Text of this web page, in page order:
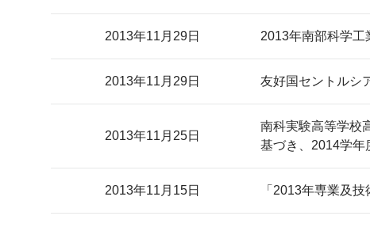
2013年11月29日 2013年南部科学工
2013年11月29日 友好国セントルシ
2013年11月25日
南科実験高等学校
基づき、2014学年
2013年11月15日 「2013年専業及